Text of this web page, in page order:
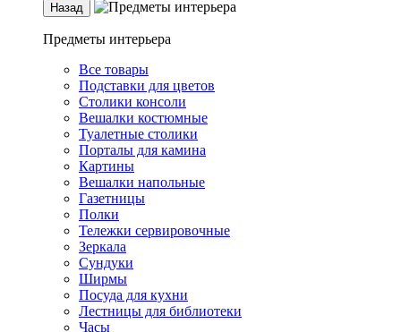
Назад
Предметы интерьера
Все товары
Подставки для цветов
Столики консоли
Вешалки костюмные
Туалетные столики
Порталы для камина
Картины
Вешалки напольные
Газетницы
Полки
Тележки сервировочные
Зеркала
Сундуки
Ширмы
Посуда для кухни
Лестницы для библиотеки
Часы